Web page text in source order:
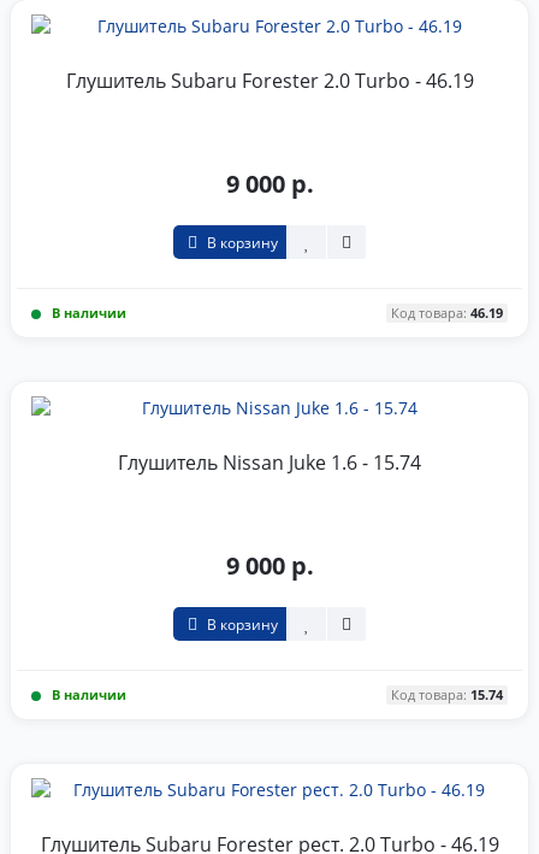
Глушитель Subaru Forester 2.0 Turbo - 46.19
9 000 р.
В корзину
В наличии Код товара: 46.19
Глушитель Nissan Juke 1.6 - 15.74
9 000 р.
В корзину
В наличии Код товара: 15.74
Глушитель Subaru Forester рест. 2.0 Turbo - 46.19